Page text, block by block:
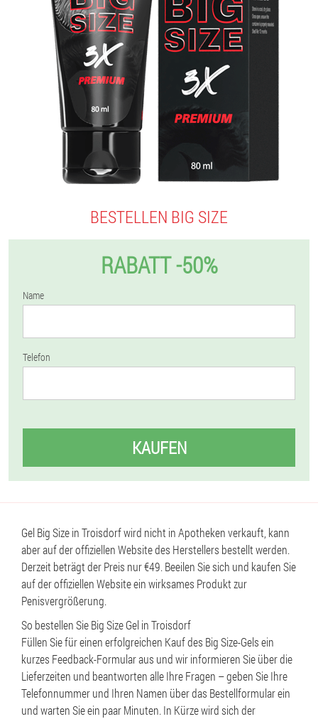
BESTELLEN BIG SIZE
RABATT -50%
Name
Telefon
KAUFEN
Gel Big Size in Troisdorf wird nicht in Apotheken verkauft, kann
aber auf der offiziellen Website des Herstellers bestellt werden.
Derzeit beträgt der Preis nur €49. Beeilen Sie sich und kaufen Sie
auf der offiziellen Website ein wirksames Produkt zur
Penisvergrößerung.
So bestellen Sie Big Size Gel in Troisdorf
Füllen Sie für einen erfolgreichen Kauf des Big Size-Gels ein
kurzes Feedback-Formular aus und wir informieren Sie über die
Lieferzeiten und beantworten alle Ihre Fragen – geben Sie Ihre
Telefonnummer und Ihren Namen über das Bestellformular ein
und warten Sie ein paar Minuten. In Kürze wird sich der